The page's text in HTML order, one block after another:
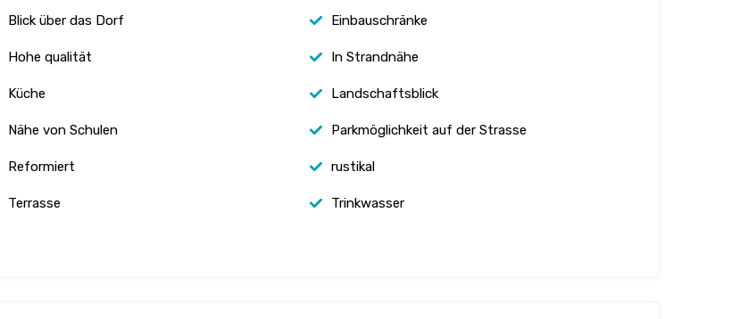
Blick über das Dorf Einbauschränke
Hohe qualität In Strandnähe
Küche Landschaftsblick
Nähe von Schulen Parkmöglichkeit auf der Strasse
Reformiert rustikal
Terrasse Trinkwasser